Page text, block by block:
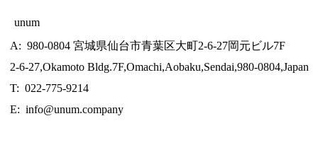
unum
A: 980-0804 宮城県仙台市青葉区大町2-6-27岡元ビル7F
2-6-27,Okamoto Bldg.7F,Omachi,Aobaku,Sendai,980-0804,Japan
T: 022-775-9214
E: info@unum.company